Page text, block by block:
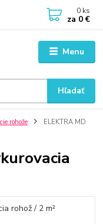
Menu
Hľadať
0 ks
za 0 €
rohože
ELEKTRA MD